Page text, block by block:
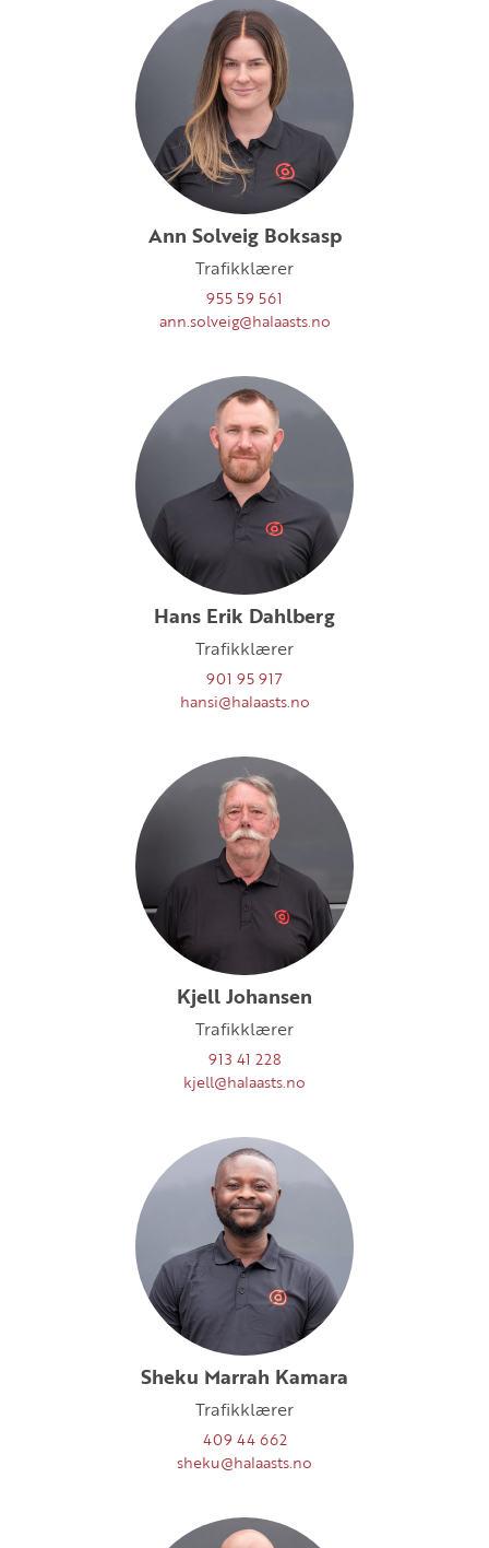
Ann Solveig Boksasp
Trafikklærer
955 59 561
ann.solveig@halaasts.no
Hans Erik Dahlberg
Trafikklærer
901 95 917
hansi@halaasts.no
Kjell Johansen
Trafikklærer
913 41 228
kjell@halaasts.no
Sheku Marrah Kamara
Trafikklærer
409 44 662
sheku@halaasts.no